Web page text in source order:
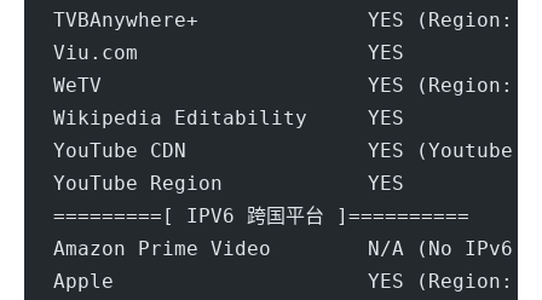
TVBAnywhere+              YES (Region:
Viu.com                   YES
WeTV                      YES (Region:
Wikipedia Editability     YES
YouTube CDN               YES (Youtube
YouTube Region            YES
=========[ IPV6 跨国平台 ]==========
Amazon Prime Video        N/A (No IPv6
Apple                     YES (Region: